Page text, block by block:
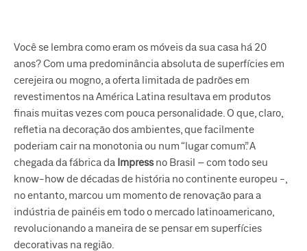
Você se lembra como eram os móveis da sua casa há 20
anos? Com uma predominância absoluta de superfícies em
cerejeira ou mogno, a oferta limitada de padrões em
revestimentos na América Latina resultava em produtos
finais muitas vezes com pouca personalidade. O que, claro,
refletia na decoração dos ambientes, que facilmente
poderiam cair na monotonia ou num “lugar comum”. A
chegada da fábrica da Impressno Brasil – com todo seu
know-how de décadas de história no continente europeu -,
no entanto, marcou um momento de renovação para a
indústria de painéis em todo o mercado latinoamericano,
revolucionando a maneira de se pensar em superfícies
decorativas na região.